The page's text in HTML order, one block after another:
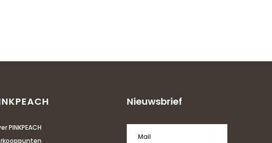
PINKPEACH
Nieuwsbrief